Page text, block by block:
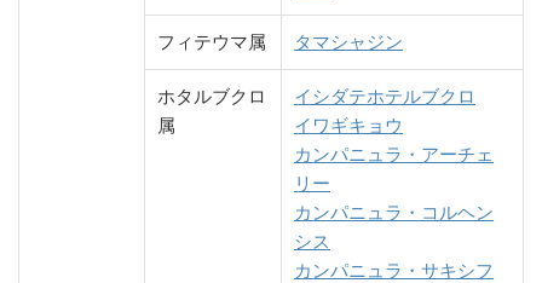
フィテウマ属 タマシャジン
ホタルブクロ
属
イシダテホテルブクロ
イワギキョウ
カンパニュラ・アーチェ
リー
カンパニュラ・コルヘン
シス
カンパニュラ・サキシフ